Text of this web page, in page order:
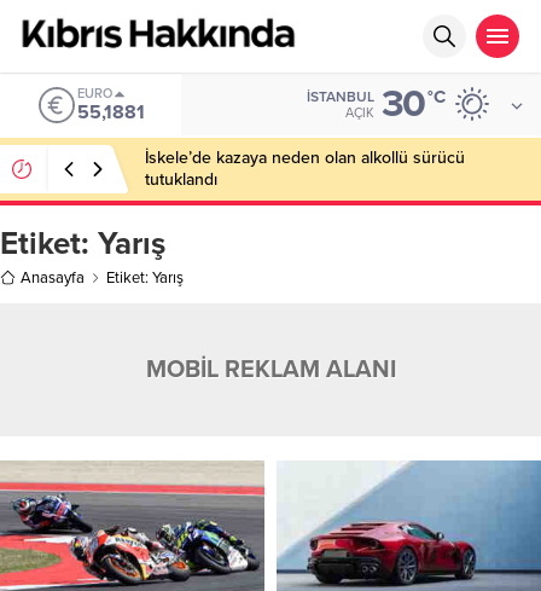
EURO
55,1881
İSTANBUL
AÇIK 30°C
İskele’de kazaya neden olan alkollü sürücü
tutuklandı
Etiket: Yarış
Anasayfa Etiket: Yarış
MOBİL REKLAM ALANI